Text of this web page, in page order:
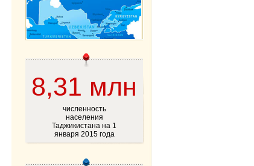
8,31 млн
численность
населения
Таджикистана на 1
января 2015 года